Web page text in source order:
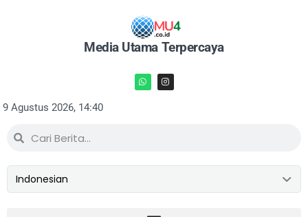
Media Utama Terpercaya
9 Agustus 2026, 14:40